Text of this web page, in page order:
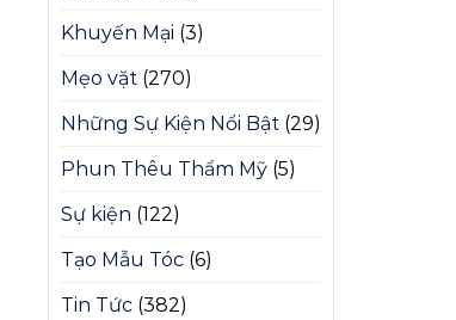
Khuyến Mại (3)
Mẹo vặt (270)
Những Sự Kiện Nổi Bật (29)
Phun Thêu Thẩm Mỹ (5)
Sự kiện (122)
Tạo Mẫu Tóc (6)
Tin Tức (382)